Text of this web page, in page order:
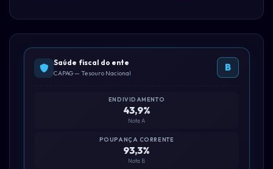
Saúde fiscal do ente
CAPAG — Tesouro Nacional
B
ENDIVIDAMENTO
43,9%
Nota A
POUPANÇA CORRENTE
93,3%
Nota B